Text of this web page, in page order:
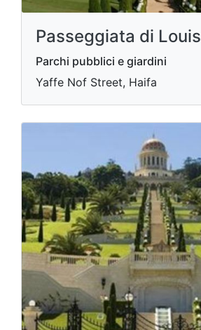
Passeggiata di Louis
Parchi pubblici e giardini
Yaffe Nof Street, Haifa